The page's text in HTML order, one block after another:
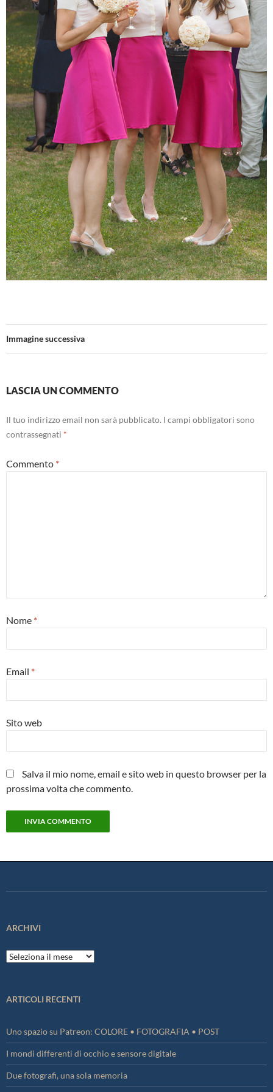
Immagine successiva
LASCIA UN COMMENTO
Il tuo indirizzo email non sarà pubblicato. I campi obbligatori sono
contrassegnati *
Commento *
Nome *
Email *
Sito web
Salva il mio nome, email e sito web in questo browser per la
prossima volta che commento.
ARCHIVI
Archivi
ARTICOLI RECENTI
Uno spazio su Patreon: COLORE • FOTOGRAFIA • POST
I mondi differenti di occhio e sensore digitale
Due fotografi, una sola memoria